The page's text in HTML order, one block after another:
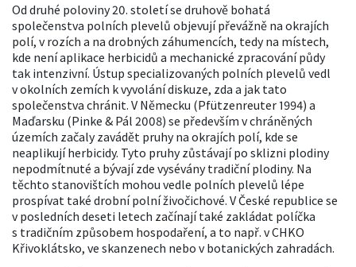
Od druhé poloviny 20. století se druhově bohatá
společenstva polních plevelů objevují převážně na okrajích
polí, v rozích a na drobných záhumencích, tedy na místech,
kde není aplikace herbicidů a mechanické zpracování půdy
tak intenzivní. Ústup specializovaných polních plevelů vedl
v okolních zemích k vyvolání diskuze, zda a jak tato
společenstva chránit. V Německu (Pfützenreuter 1994) a
Maďarsku (Pinke & Pál 2008) se především v chráněných
územích začaly zavádět pruhy na okrajích polí, kde se
neaplikují herbicidy. Tyto pruhy zůstávají po sklizni plodiny
nepodmítnuté a bývají zde vysévány tradiční plodiny. Na
těchto stanovištích mohou vedle polních plevelů lépe
prospívat také drobní polní živočichové. V České republice se
v posledních deseti letech začínají také zakládat políčka
s tradičním způsobem hospodaření, a to např. v CHKO
Křivoklátsko, ve skanzenech nebo v botanických zahradách.